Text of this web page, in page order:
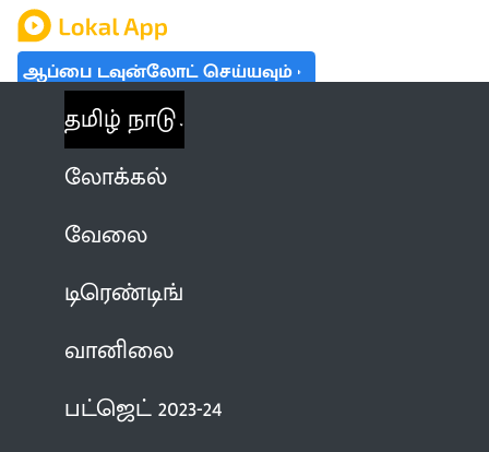
ஆப்பை டவுன்லோட் செய்யவும்
தமிழ் நாடு
லோக்கல்
வேலை
டிரெண்டிங்
வானிலை
பட்ஜெட் 2023-24